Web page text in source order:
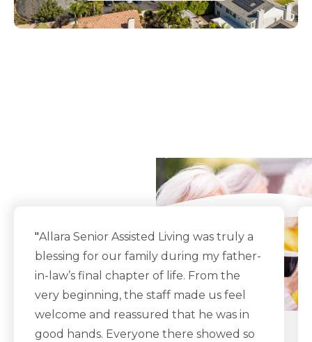
"Allara Senior Assisted Living was truly a
blessing for our family during my father-
in-law’s final chapter of life. From the
very beginning, the staff made us feel
welcome and reassured that he was in
good hands. Everyone there showed so